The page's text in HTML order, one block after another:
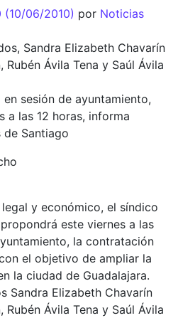
(10/06/2010) por Noticias
Sandra Elizabeth Chavarín
Rubén Ávila Tena y Saúl Ávila
sesión de ayuntamiento,
a las 12 horas, informa
Santiago
y económico, el síndico
este viernes a las
la contratación
el objetivo de ampliar la
la ciudad de Guadalajara.
Sandra Elizabeth Chavarín
Rubén Ávila Tena y Saúl Ávila